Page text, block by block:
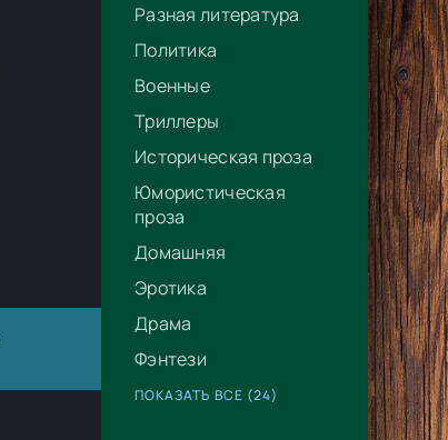
Разная литература
Политика
Военные
Триллеры
Историческая проза
Юмористическая
проза
Домашняя
Эротика
Драма
Фэнтези
ПОКАЗАТЬ ВСЕ (24)